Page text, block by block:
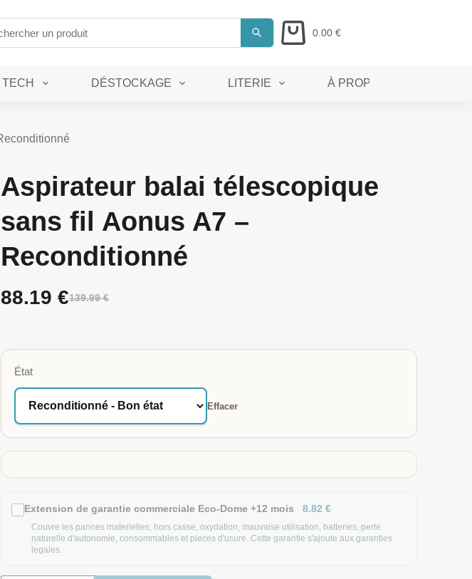
0.00 €
DÉSTOCKAGE LITERIE À PROPOS
Aspirateur balai télescopique
sans fil Aonus A7 –
Reconditionné
139.99€
88.19 €
État
Effacer
Extension de garantie commerciale Eco-Dome +12 mois 8.82 €
Couvre les pannes materielles, hors casse, oxydation, mauvaise utilisation, batteries, perte
naturelle d'autonomie, consommables et pieces d'usure. Cette garantie s'ajoute aux garanties
legales.